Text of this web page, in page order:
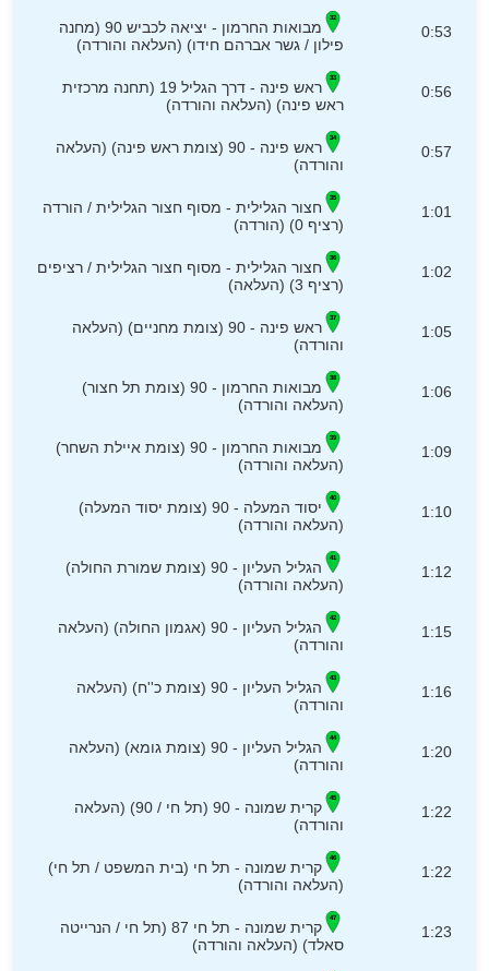
0:53
מבואות החרמון - יציאה לכביש 90 (מחנה
פילון / גשר אברהם חידו) (העלאה והורדה)
0:56
ראש פינה - דרך הגליל 19 (תחנה מרכזית
ראש פינה) (העלאה והורדה)
0:57
ראש פינה - 90 (צומת ראש פינה) (העלאה
והורדה)
1:01
חצור הגלילית - מסוף חצור הגלילית / הורדה
(רציף 0) (הורדה)
1:02
חצור הגלילית - מסוף חצור הגלילית / רציפים
(רציף 3) (העלאה)
1:05
ראש פינה - 90 (צומת מחניים) (העלאה
והורדה)
1:06
מבואות החרמון - 90 (צומת תל חצור)
(העלאה והורדה)
1:09
מבואות החרמון - 90 (צומת איילת השחר)
(העלאה והורדה)
1:10
יסוד המעלה - 90 (צומת יסוד המעלה)
(העלאה והורדה)
1:12
הגליל העליון - 90 (צומת שמורת החולה)
(העלאה והורדה)
1:15
הגליל העליון - 90 (אגמון החולה) (העלאה
והורדה)
1:16
הגליל העליון - 90 (צומת כ''ח) (העלאה
והורדה)
1:20
הגליל העליון - 90 (צומת גומא) (העלאה
והורדה)
1:22
קרית שמונה - 90 (תל חי / 90) (העלאה
והורדה)
1:22
קרית שמונה - תל חי (בית המשפט / תל חי)
(העלאה והורדה)
1:23
קרית שמונה - תל חי 87 (תל חי / הנרייטה
סאלד) (העלאה והורדה)